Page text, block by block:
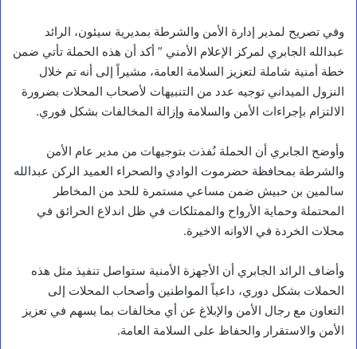
وفي تصريح لمدير إدارة الأمن والشرطة بمديرية سيئون، الرائد
عبدالله الجابري لمركز الإعلام الأمني ” أكد أن هذه الحملة تأتي ضمن
خطة أمنية شاملة لتعزيز السلامة العامة، مشيراً إلى أنه تم خلال
النزول الميداني توجيه عدد من التنبيهات لأصحاب المحلات بضرورة
الالتزام بإجراءات الأمن والسلامة وإزالة المخالفات بشكل فوري.
وأوضح الجابري أن الحملة نُفذت بتوجيهات من مدير عام الأمن
والشرطة بمحافظة حضرموت الوادي والصحراء العميد الركن عبدالله
سالمين بن حبيش ضمن مساعي مستمرة للحد من المخاطر
المحتملة وحماية الأرواح والممتلكات في ظل اندلاع الحرائق في
محلات الخردة في الاوانه الاخيرة.
وأضاف الرائد الجابري أن الأجهزة الأمنية ستواصل تنفيذ مثل هذه
الحملات بشكل دوري، داعياً المواطنين وأصحاب المحلات إلى
التعاون مع رجال الأمن والإبلاغ عن أي مخالفات بما يسهم في تعزيز
الأمن والاستقرار والحفاظ على السلامة العامة.
أخبار محلية
ر
ئ
س
م
ج
ل
س
ا
ل
ي
ا
د
ة
ا